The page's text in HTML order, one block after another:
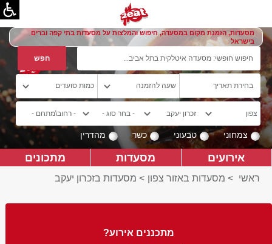
מסעדות, הזמנת מקום במסעדה, חיפוש והמלצות על מסעדות בתי קפה וברים
בישראל
צמחוני טבעוני כשר מהדרין
אירועים מסעדות מתכונים
ראשי > מסעדות באזור צפון > מסעדות בזכרון יעקב
מתכננים אירוע?